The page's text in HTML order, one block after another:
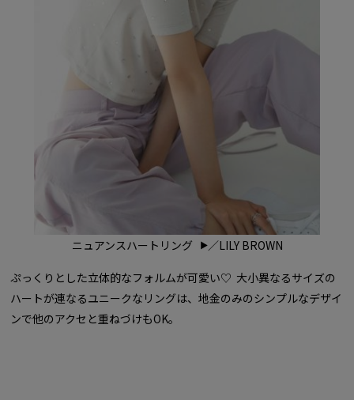
ニュアンスハートリング ／LILY BROWN
ぷっくりとした立体的なフォルムが可愛い♡ 大小異なるサイズの
ハートが連なるユニークなリングは、地金のみのシンプルなデザイ
ンで他のアクセと重ねづけもOK。